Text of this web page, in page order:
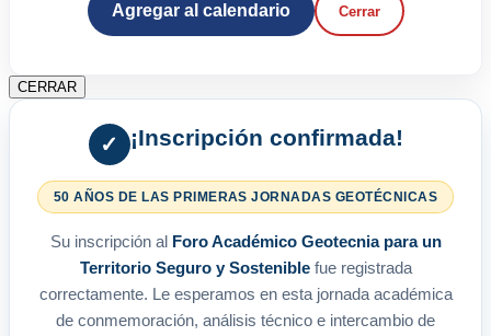
Agregar al calendario Cerrar
CERRAR
✓ ¡Inscripción confirmada!
50 AÑOS DE LAS PRIMERAS JORNADAS GEOTÉCNICAS
Su inscripción al Foro Académico Geotecnia para un
Territorio Seguro y Sosteniblefue registrada
correctamente. Le esperamos en esta jornada académica
de conmemoración, análisis técnico e intercambio de